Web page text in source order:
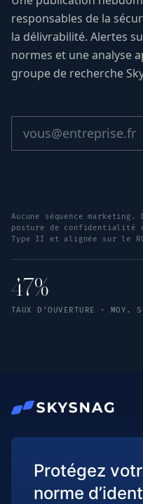
responsables de la
la délivrabilité. Alertes
normes et une analyse
groupe de recherche
Aucune séquence
posture de confidentialité
Type II et alignée sur le
47%
TAUX D’OUVERTURE · MOY.
Protégez
norme